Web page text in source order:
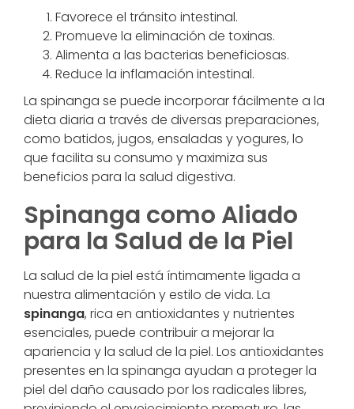
Favorece el tránsito intestinal.
Promueve la eliminación de toxinas.
Alimenta a las bacterias beneficiosas.
Reduce la inflamación intestinal.
La spinanga se puede incorporar fácilmente a la
dieta diaria a través de diversas preparaciones,
como batidos, jugos, ensaladas y yogures, lo
que facilita su consumo y maximiza sus
beneficios para la salud digestiva.
Spinanga como Aliado
para la Salud de la Piel
La salud de la piel está íntimamente ligada a
nuestra alimentación y estilo de vida. La
spinanga, rica en antioxidantes y nutrientes
esenciales, puede contribuir a mejorar la
apariencia y la salud de la piel. Los antioxidantes
presentes en la spinanga ayudan a proteger la
piel del daño causado por los radicales libres,